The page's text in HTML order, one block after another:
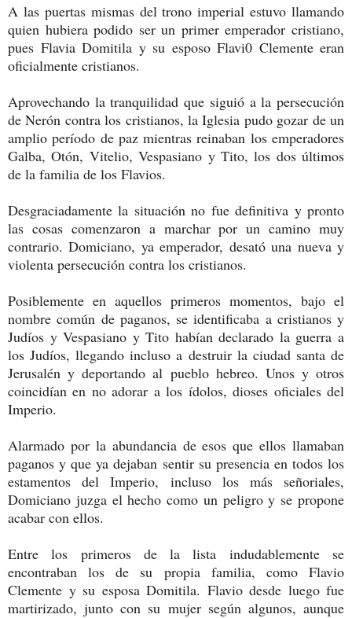
A las puertas mismas del trono imperial estuvo llamando
quien hubiera podido ser un primer emperador cristiano,
pues Flavia Domitila y su esposo Flavi0 Clemente eran
oficialmente cristianos.
Aprovechando la tranquilidad que siguió a la persecución
de Nerón contra los cristianos, la Iglesia pudo gozar de un
amplio período de paz mientras reinaban los emperadores
Galba, Otón, Vitelio, Vespasiano y Tito, los dos últimos
de la familia de los Flavios.
Desgraciadamente la situación no fue definitiva y pronto
las cosas comenzaron a marchar por un camino muy
contrario. Domiciano, ya emperador, desató una nueva y
violenta persecución contra los cristianos.
Posiblemente en aquellos primeros momentos, bajo el
nombre común de paganos, se identificaba a cristianos y
Judíos y Vespasiano y Tito habían declarado la guerra a
los Judíos, llegando incluso a destruir la ciudad santa de
Jerusalén y deportando al pueblo hebreo. Unos y otros
coincidían en no adorar a los ídolos, dioses oficiales del
Imperio.
Alarmado por la abundancia de esos que ellos llamaban
paganos y que ya dejaban sentir su presencia en todos los
estamentos del Imperio, incluso los más señoriales,
Domiciano juzga el hecho como un peligro y se propone
acabar con ellos.
Entre los primeros de la lista indudablemente se
encontraban los de su propia familia, como Flavio
Clemente y su esposa Domitila. Flavio desde luego fue
martirizado, junto con su mujer según algunos, aunque